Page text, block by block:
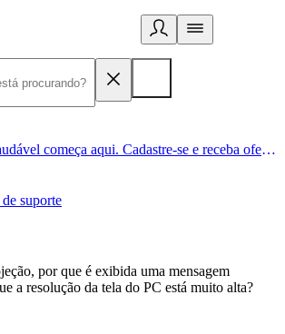
Um estilo de vida saudável começa aqui. Cadastre-se e receba ofertas exclusivas.
suporte
por que é exibida uma mensagem
a resolução da tela do PC está muito alta?